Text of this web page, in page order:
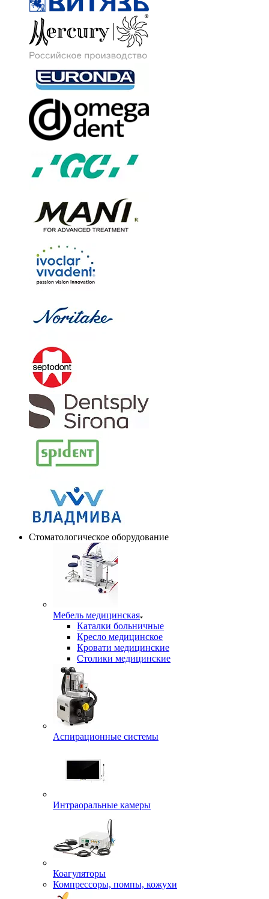
Стоматологическое оборудование
Мебель медицинская
Каталки больничные
Кресло медицинское
Кровати медицинские
Столики медицинские
Аспирационные системы
Интраоральные камеры
Коагуляторы
Компрессоры, помпы, кожухи